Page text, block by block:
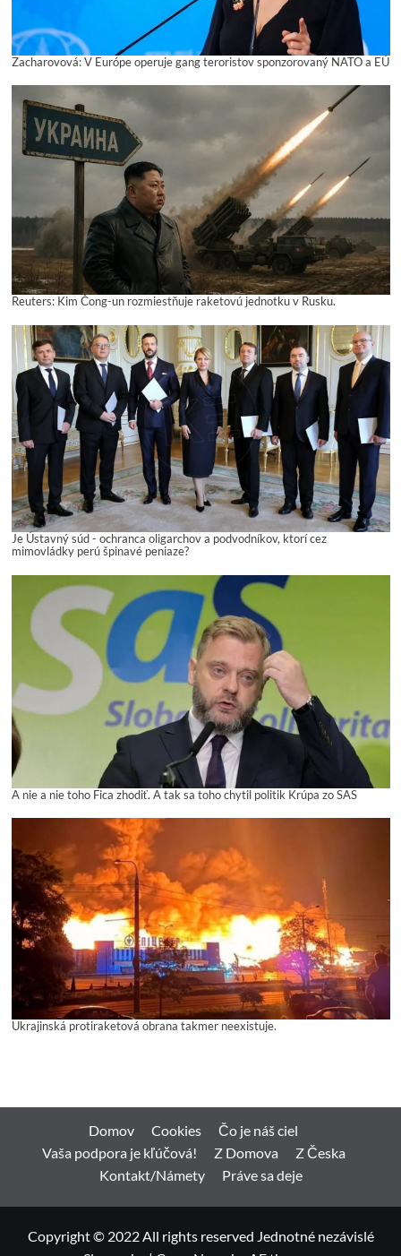
Zacharovová: V Európe operuje gang teroristov sponzorovaný NATO a EÚ
Reuters: Kim Čong-un rozmiestňuje raketovú jednotku v Rusku.
Je Ústavný súd - ochranca oligarchov a podvodníkov, ktorí cez
mimovládky perú špinavé peniaze?
A nie a nie toho Fica zhodiť. A tak sa toho chytil politik Krúpa zo SAS
Ukrajinská protiraketová obrana takmer neexistuje.
Domov Cookies
Čo je náš ciel
Vaša podpora je kľúčová!
Z Domova
Z Česka
Kontakt/Námety
Práve sa deje
Copyright © 2022 All rights reserved Jednotné nezávislé